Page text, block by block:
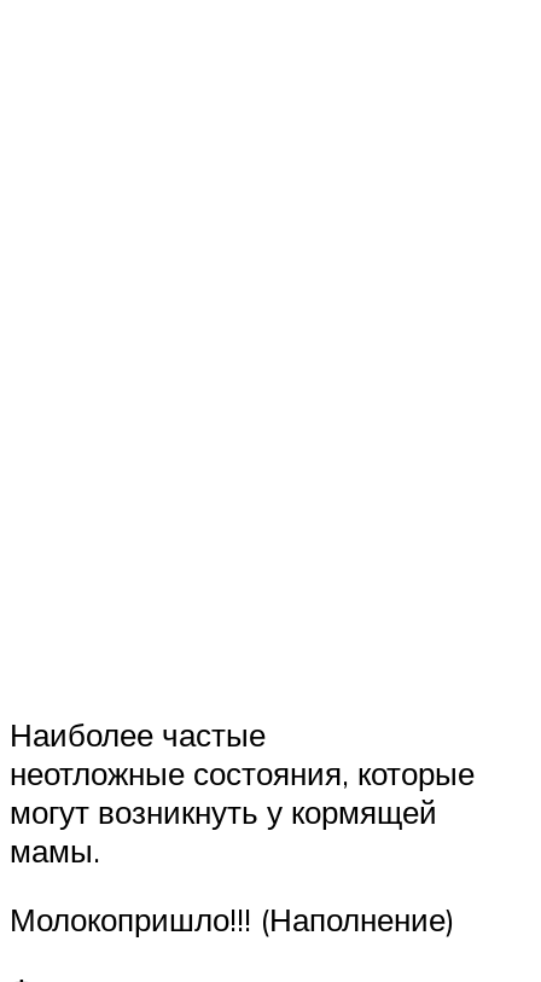
Наиболее частые
неотложные состояния, которые
могут возникнуть у кормящей
мамы.
Молокопришло!!! (Наполнение)